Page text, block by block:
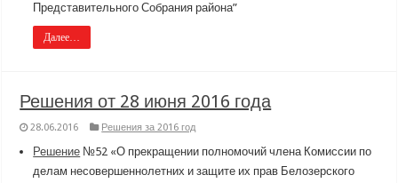
Представительного Собрания района”
Далее…
Решения от 28 июня 2016 года
28.06.2016 Решения за 2016 год
Решение №52 «О прекращении полномочий члена Комиссии по
делам несовершеннолетних и защите их прав Белозерского